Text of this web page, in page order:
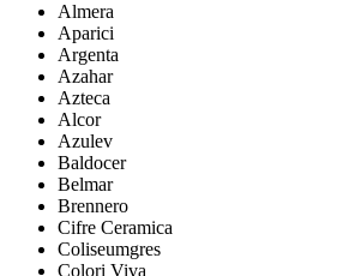
Almera
Aparici
Argenta
Azahar
Azteca
Alcor
Azulev
Baldocer
Belmar
Brennero
Cifre Ceramica
Coliseumgres
Colori Viva